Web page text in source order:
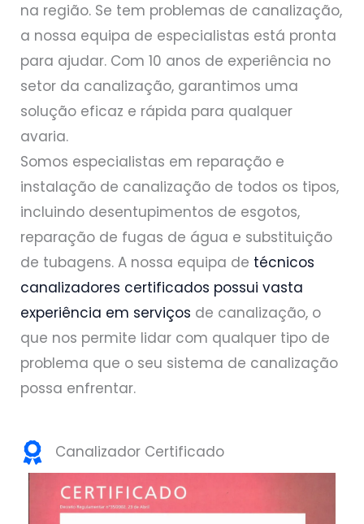
na região. Se tem problemas de canalização,
a nossa equipa de especialistas está pronta
para ajudar. Com 10 anos de experiência no
setor da canalização, garantimos uma
solução eficaz e rápida para qualquer
avaria.
Somos especialistas em reparação e
instalação de canalização de todos os tipos,
incluindo desentupimentos de esgotos,
reparação de fugas de água e substituição
de tubagens. A nossa equipa de técnicos
canalizadores certificados possui vasta
experiência em serviços de canalização, o
que nos permite lidar com qualquer tipo de
problema que o seu sistema de canalização
possa enfrentar.
Canalizador Certificado